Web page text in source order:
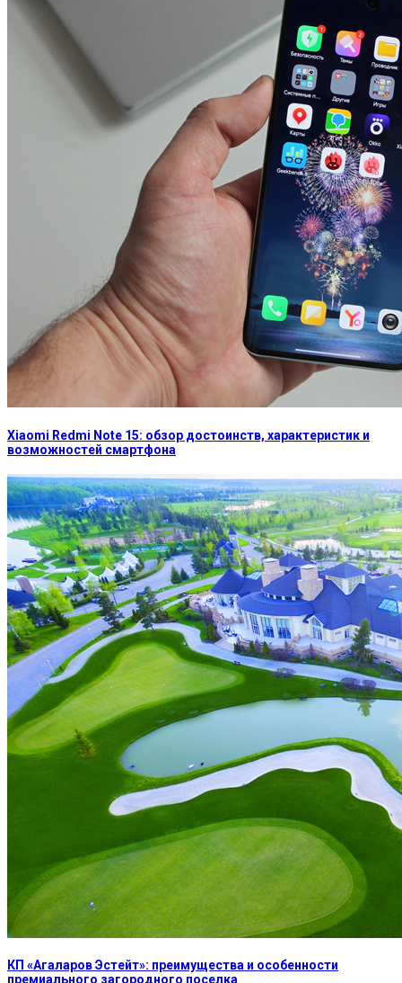
Xiaomi Redmi Note 15: обзор достоинств, характеристик и
возможностей смартфона
КП «Агаларов Эстейт»: преимущества и особенности
премиального загородного поселка